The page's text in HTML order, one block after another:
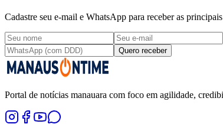
Cadastre seu e-mail e WhatsApp para receber as
Quero receber
Portal de notícias manauara com foco em agilidade,